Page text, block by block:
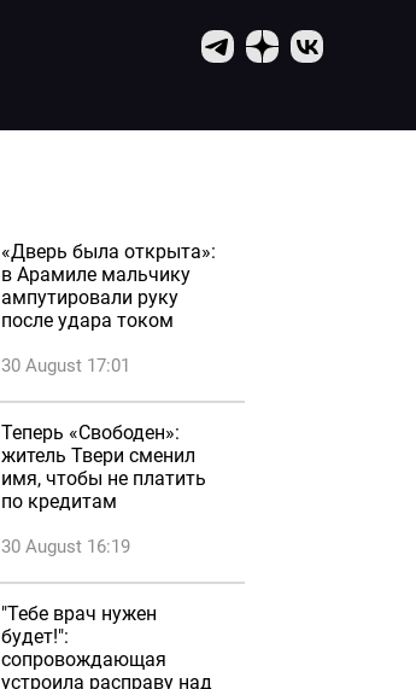
«Дверь была открыта»:
в Арамиле мальчику
ампутировали руку
после удара током
30 August 17:01
Теперь «Свободен»:
житель Твери сменил
имя, чтобы не платить
по кредитам
30 August 16:19
"Тебе врач нужен
будет!":
сопровождающая
устроила расправу над